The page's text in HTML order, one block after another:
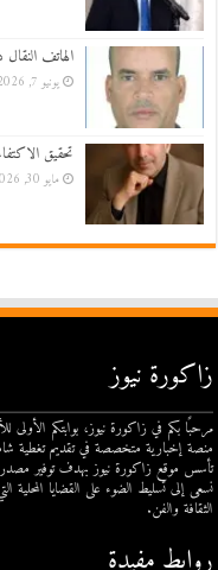
الهاتف
يونيو 7, 2026
تحقيق
مايو 30, 2026
زاكورة نيوز
مرحبًا بكم في زاكورة نيوز، بوابتكم الأولى
منصة إخبارية متخصصة في تقديم تغطية
تأسس موقع زاكورة نيوز بهدف توفير مصدر
نسعى إلى تسليط الضوء على القضايا المحلية
الثقافة والفن.